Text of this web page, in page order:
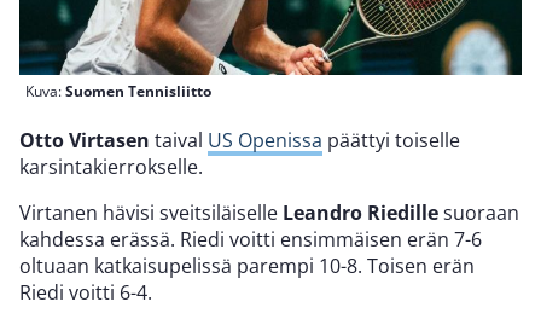
Kuva:Suomen Tennisliitto
Otto Virtasen taival US Openissa päättyi toiselle
karsintakierrokselle.
Virtanen hävisi sveitsiläiselle Leandro Riedillesuoraan
kahdessa erässä. Riedi voitti ensimmäisen erän 7-6
oltuaan katkaisupelissä parempi 10-8. Toisen erän
Riedi voitti 6-4.